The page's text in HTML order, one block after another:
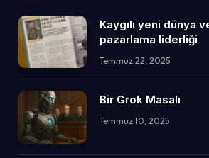
Kaygılı yeni dünya
pazarlama liderliği
Temmuz 22, 2025
Bir Grok Masalı
Temmuz 10, 2025